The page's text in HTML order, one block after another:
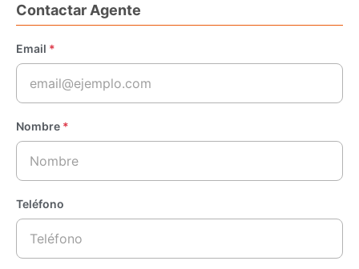
Contactar Agente
Email *
Nombre *
Teléfono